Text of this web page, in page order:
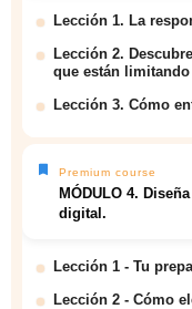
Lección 1. La
Lección 2.
que están
Lección 3. Cómo
Premium course
MÓDULO 4.
digital.
Lección 1 - Tu
Lección 2 - Cómo